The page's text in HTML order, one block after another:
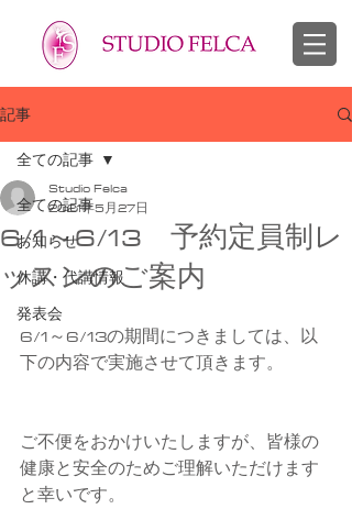
記事
全ての記事
お知らせ
休講・代講情報
発表会
全ての記事
6/1～6/13 予約定員制レ
ッスンのご案内
Studio Felca
2021年5月27日
6/1～6/13の期間につきましては、以
下の内容で実施させて頂きます。
ご不便をおかけいたしますが、皆様の
健康と安全のためご理解いただけます
と幸いです。